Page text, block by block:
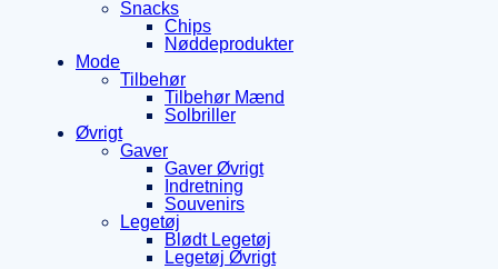
Snacks
Chips
Nøddeprodukter
Mode
Tilbehør
Tilbehør Mænd
Solbriller
Øvrigt
Gaver
Gaver Øvrigt
Indretning
Souvenirs
Legetøj
Blødt Legetøj
Legetøj Øvrigt